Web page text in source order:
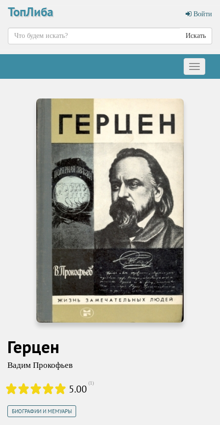
ТопЛиба Войти
Искать
Меню
Герцен
Вадим Прокофьев
5.00 (1)
БИОГРАФИИ И МЕМУАРЫ